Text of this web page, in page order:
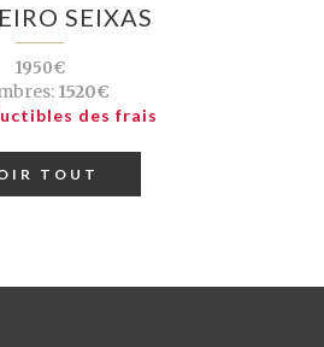
SEIXAS
1950€
1520€
des frais
TOUT